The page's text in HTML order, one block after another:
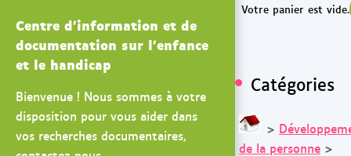
Catégories
>
de la personne >
Centre d'information et de
documentation sur l'enfance
et le handicap
Bienvenue ! Nous sommes à votre
disposition pour vous aider dans
vos recherches documentaires,